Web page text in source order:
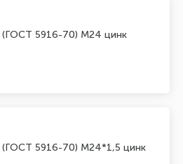
(ГОСТ 5916-70) М24 цинк
(ГОСТ 5916-70) М24*1,5 цинк